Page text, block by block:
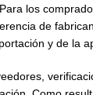
los
de
y de la